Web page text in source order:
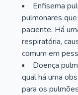
Enfisema
pulmonares
paciente. Há
respiratória,
comum em
Doença
qual há uma
para os